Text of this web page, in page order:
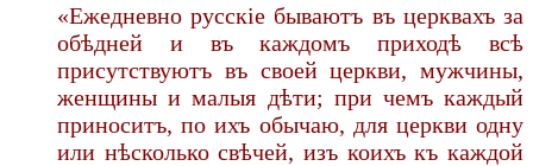
«Ежедневно русскіе бываютъ въ церквахъ за
обѣдней и въ каждомъ приходѣ всѣ
присутствуютъ въ своей церкви, мужчины,
женщины и малыя дѣти; при чемъ каждый
приноситъ, по ихъ обычаю, для церкви одну
или нѣсколько свѣчей, изъ коихъ къ каждой